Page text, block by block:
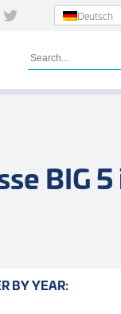
Deutsch
BIG 5
BY YEAR: